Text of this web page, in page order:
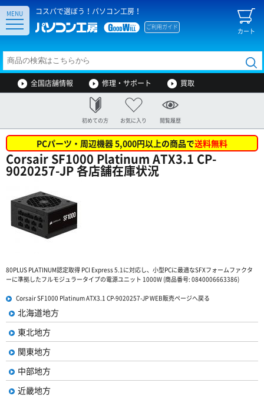
コスパで選ぼう！パソコン工房！
カート
ご利用ガイド
MENU
全国店舗情報 修理・サポート 買取
初めての方 お気に入り 閲覧履歴
PCパーツ・周辺機器 5,000円以上の商品で送料無料
Corsair SF1000 Platinum ATX3.1 CP-
9020257-JP 各店舗在庫状況
80PLUS PLATINUM認定取得 PCI Express 5.1に対応し、小型PCに最適なSFXフォームファクタ
ーに準拠したフルモジュラータイプの電源ユニット 1000W (商品番号: 0840006663386)
Corsair SF1000 Platinum ATX3.1 CP-9020257-JP WEB販売ページへ戻る
北海道地方
東北地方
関東地方
中部地方
近畿地方